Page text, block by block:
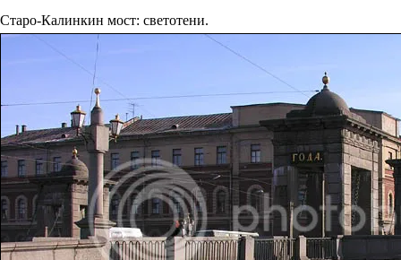
Старо-Калинкин мост: светотени.